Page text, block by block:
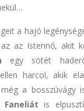
a hajó
az Istennő, akit
egy sötét
harcol, akik
még a bosszúvágy
Faneliátis